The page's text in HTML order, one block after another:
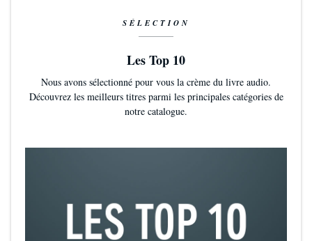
SÉLECTION
Les Top 10
Nous avons sélectionné pour vous la crème du livre audio.
Découvrez les meilleurs titres parmi les principales catégories de
notre catalogue.